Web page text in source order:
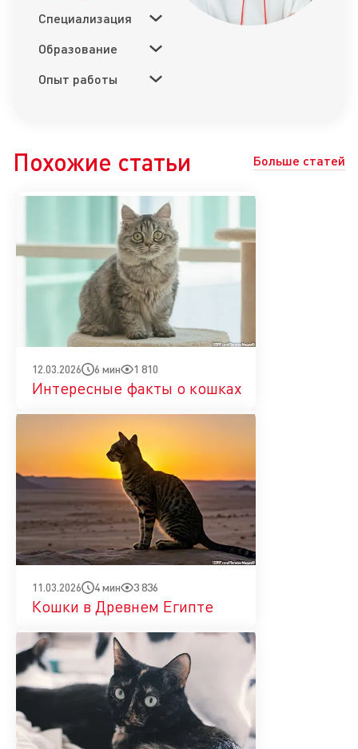
Специализация
Образование
Опыт работы
Похожие статьи Больше статей
12.03.2026 6 мин 1 810
Интересные факты о кошках
11.03.2026 4 мин 3 836
Кошки в Древнем Египте